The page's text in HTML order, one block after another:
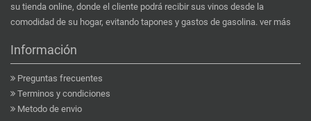
su tienda online, donde el cliente podrá recibir sus vinos desde la
comodidad de su hogar, evitando tapones y gastos de gasolina. ver más
Información
Preguntas frecuentes
Terminos y condiciones
Metodo de envio